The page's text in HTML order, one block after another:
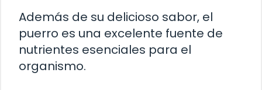
Además de su delicioso sabor, el
puerro es una excelente fuente de
nutrientes esenciales para el
organismo.